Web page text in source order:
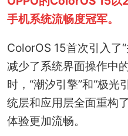
手机系统流畅度冠军。
ColorOS 15首次引入了
减少了系统界面操作中
时，“潮汐引擎”和“极光
统层和应用层全面重构
体验更加流畅。